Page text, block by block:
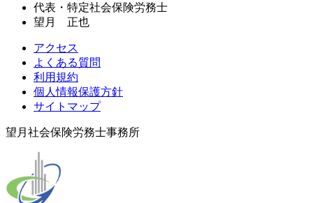
代表・特定社会保険労務士
望月 正也
アクセス
よくある質問
利用規約
個人情報保護方針
サイトマップ
望月社会保険労務士事務所